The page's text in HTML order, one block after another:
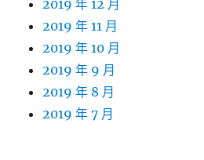
2019 年 12 月
2019 年 11 月
2019 年 10 月
2019 年 9 月
2019 年 8 月
2019 年 7 月